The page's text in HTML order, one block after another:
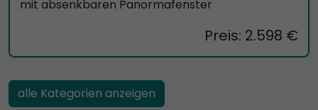
mit absenkbaren Panormafenster
Preis: 2.598 €
alle Kategorien anzeigen